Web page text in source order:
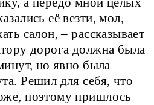
а передо мной целых
её везти, мол,
салон, – рассказывает
дорога должна была
но явно была
Решил для себя, что
поэтому пришлось